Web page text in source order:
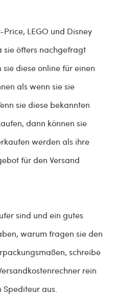
LEGO und Disney
sie öfters nachgefragt
diese online für einen
als wenn sie sie
sie diese bekannten
dann können sie
werden als ihre
für den Versand
sind und ein gutes
warum fragen sie den
schreibe
rein
aus.